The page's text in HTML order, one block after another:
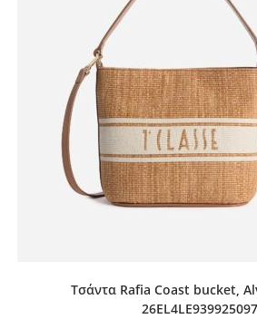
Τσάντα Rafia Coast bucket,